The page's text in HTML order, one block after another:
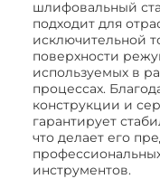
шлифовальный
подходит для
исключительной
поверхности
используемых в
процессах.
конструкции и
гарантирует
что делает его
инструментов.